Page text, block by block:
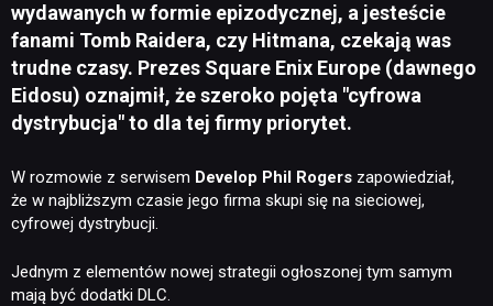
wydawanych w formie epizodycznej, a jesteście
fanami Tomb Raidera, czy Hitmana, czekają was
trudne czasy. Prezes Square Enix Europe (dawnego
Eidosu) oznajmił, że szeroko pojęta "cyfrowa
dystrybucja" to dla tej firmy priorytet.
W rozmowie z serwisem Develop Phil Rogers zapowiedział,
że w najbliższym czasie jego firma skupi się na sieciowej,
cyfrowej dystrybucji.
Jednym z elementów nowej strategii ogłoszonej tym samym
mają być dodatki DLC.